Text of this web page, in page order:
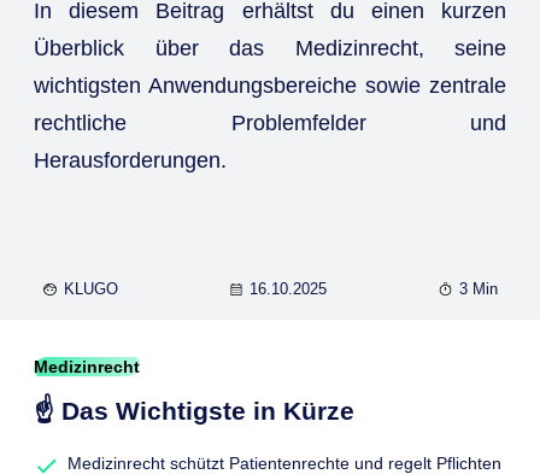
In diesem Beitrag erhältst du einen kurzen
Überblick über das Medizinrecht, seine
wichtigsten Anwendungsbereiche sowie zentrale
rechtliche Problemfelder und
Herausforderungen.
KLUGO 16.10.2025 3 Min
Medizinrecht
☝️ Das Wichtigste in Kürze
Medizinrecht schützt Patientenrechte und regelt Pflichten